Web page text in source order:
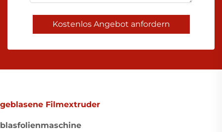
Kostenlos Angebot anfordern
geblasene Filmextruder
blasfolienmaschine